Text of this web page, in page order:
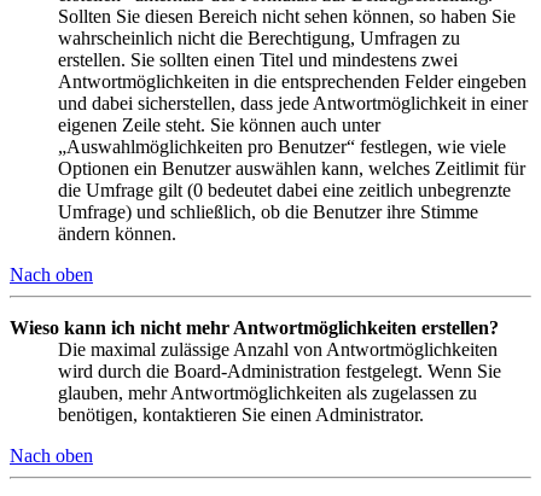
Sollten Sie diesen Bereich nicht sehen können, so haben Sie
wahrscheinlich nicht die Berechtigung, Umfragen zu
erstellen. Sie sollten einen Titel und mindestens zwei
Antwortmöglichkeiten in die entsprechenden Felder eingeben
und dabei sicherstellen, dass jede Antwortmöglichkeit in einer
eigenen Zeile steht. Sie können auch unter
„Auswahlmöglichkeiten pro Benutzer“ festlegen, wie viele
Optionen ein Benutzer auswählen kann, welches Zeitlimit für
die Umfrage gilt (0 bedeutet dabei eine zeitlich unbegrenzte
Umfrage) und schließlich, ob die Benutzer ihre Stimme
ändern können.
Nach oben
Wieso kann ich nicht mehr Antwortmöglichkeiten erstellen?
Die maximal zulässige Anzahl von Antwortmöglichkeiten
wird durch die Board-Administration festgelegt. Wenn Sie
glauben, mehr Antwortmöglichkeiten als zugelassen zu
benötigen, kontaktieren Sie einen Administrator.
Nach oben